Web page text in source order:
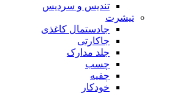
تندیس و سردیس
تیشرت
جادستمال کاغذی
جاکارتی
جلد مدارک
چسب
چفیه
خودکار